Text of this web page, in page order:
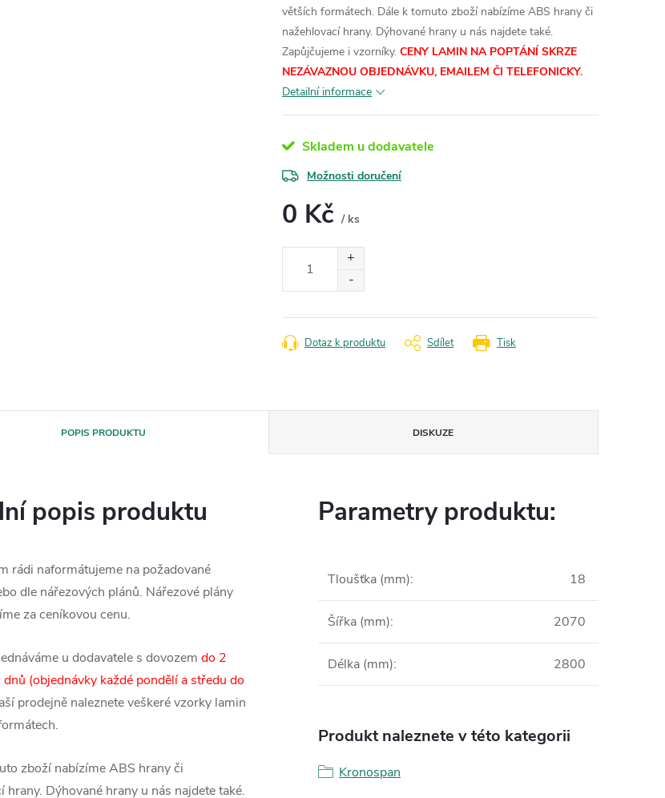
větších formátech. Dále k tomuto zboží nabízíme ABS hrany či
nažehlovací hrany. Dýhované hrany u nás najdete také.
Zapůjčujeme i vzorníky. CENY LAMIN NA POPTÁNÍ SKRZE
NEZÁVAZNOU OBJEDNÁVKU, EMAILEM ČI TELEFONICKY.
Detailní informace
Skladem u dodavatele
Možnosti doručení
0 Kč / ks
Tisk
Dotaz k produktu Sdílet
POPIS PRODUKTU DISKUZE
popis produktu
rádi naformátujeme na požadované
dle nářezových plánů. Nářezové plány
za ceníkovou cenu.
u dodavatele s dovozem do 2
(objednávky každé pondělí a středu do
prodejně naleznete veškeré vzorky lamin
zboží nabízíme ABS hrany či
hrany. Dýhované hrany u nás najdete také.
Parametry produktu:
Tloušťka (mm): 18
Šířka (mm): 2070
Délka (mm): 2800
Produkt naleznete v této kategorii
Kronospan